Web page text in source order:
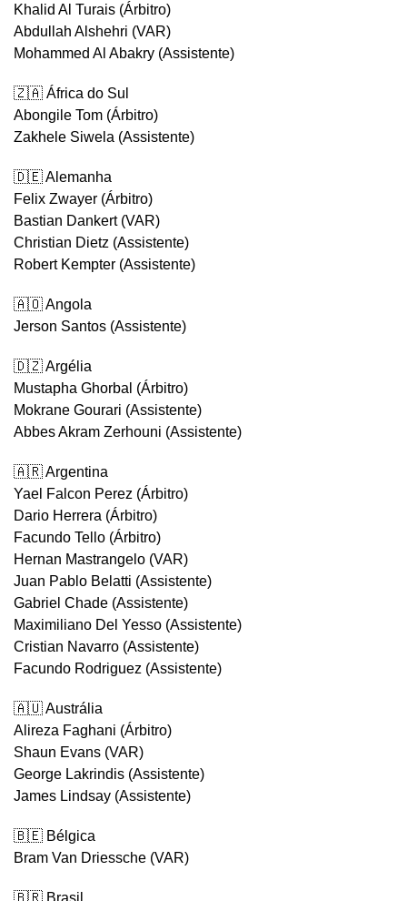
Khalid Al Turais (Árbitro)
Abdullah Alshehri (VAR)
Mohammed Al Abakry (Assistente)
🇿🇦 África do Sul
Abongile Tom (Árbitro)
Zakhele Siwela (Assistente)
🇩🇪 Alemanha
Felix Zwayer (Árbitro)
Bastian Dankert (VAR)
Christian Dietz (Assistente)
Robert Kempter (Assistente)
🇦🇴 Angola
Jerson Santos (Assistente)
🇩🇿 Argélia
Mustapha Ghorbal (Árbitro)
Mokrane Gourari (Assistente)
Abbes Akram Zerhouni (Assistente)
🇦🇷 Argentina
Yael Falcon Perez (Árbitro)
Dario Herrera (Árbitro)
Facundo Tello (Árbitro)
Hernan Mastrangelo (VAR)
Juan Pablo Belatti (Assistente)
Gabriel Chade (Assistente)
Maximiliano Del Yesso (Assistente)
Cristian Navarro (Assistente)
Facundo Rodriguez (Assistente)
🇦🇺 Austrália
Alireza Faghani (Árbitro)
Shaun Evans (VAR)
George Lakrindis (Assistente)
James Lindsay (Assistente)
🇧🇪 Bélgica
Bram Van Driessche (VAR)
🇧🇷 Brasil